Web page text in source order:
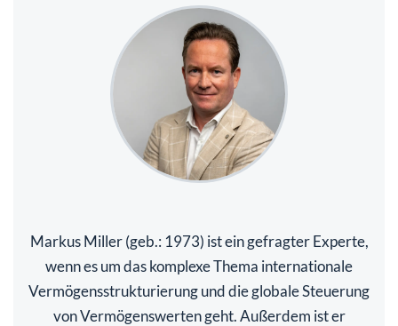
Markus Miller (geb.: 1973) ist ein gefragter Experte,
wenn es um das komplexe Thema internationale
Vermögensstrukturierung und die globale Steuerung
von Vermögenswerten geht. Außerdem ist er